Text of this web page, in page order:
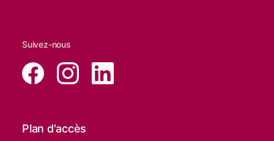
Suivez-nous
Plan d'accès